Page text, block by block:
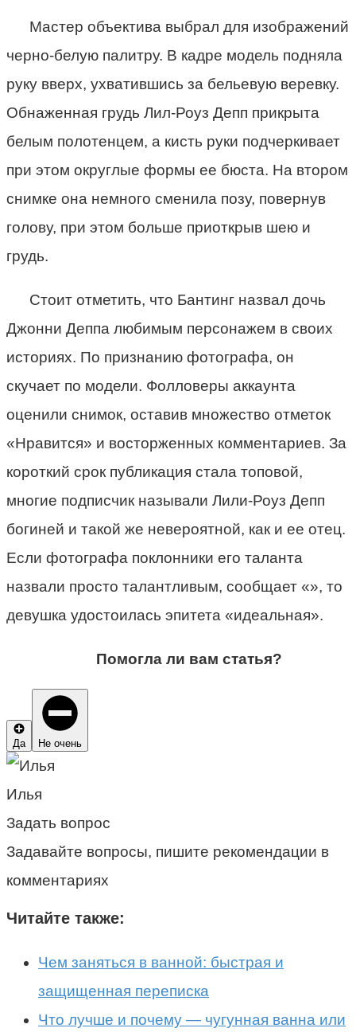
Мастер объектива выбрал для изображений
черно-белую палитру. В кадре модель подняла
руку вверх, ухватившись за бельевую веревку.
Обнаженная грудь Лил-Роуз Депп прикрыта
белым полотенцем, а кисть руки подчеркивает
при этом округлые формы ее бюста. На втором
снимке она немного сменила позу, повернув
голову, при этом больше приоткрыв шею и
грудь.
Стоит отметить, что Бантинг назвал дочь
Джонни Деппа любимым персонажем в своих
историях. По признанию фотографа, он
скучает по модели. Фолловеры аккаунта
оценили снимок, оставив множество отметок
«Нравится» и восторженных комментариев. За
короткий срок публикация стала топовой,
многие подписчик называли Лили-Роуз Депп
богиней и такой же невероятной, как и ее отец.
Если фотографа поклонники его таланта
назвали просто талантливым, сообщает «», то
девушка удостоилась эпитета «идеальная».
Помогла ли вам статья?
Да Не очень
Илья
Задать вопрос
Задавайте вопросы, пишите рекомендации в
комментариях
Читайте также:
Чем заняться в ванной: быстрая и
защищенная переписка
Что лучше и почему — чугунная ванна или